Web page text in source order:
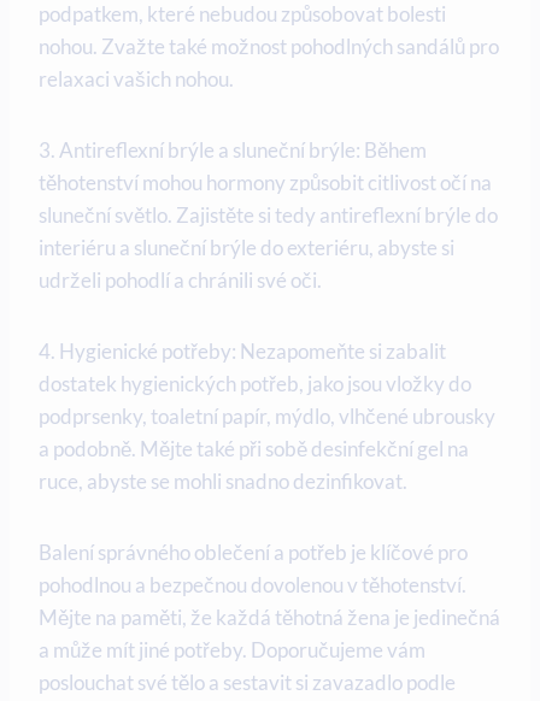
podpatkem, které nebudou‌ způsobovat bolesti⁤
nohou. Zvažte také možnost pohodlných sandálů pro
⁤relaxaci vašich nohou.
3. Antireflexní brýle a sluneční brýle: Během
těhotenství mohou hormony způsobit citlivost očí na
sluneční světlo. Zajistěte si tedy antireflexní ​brýle do
interiéru a sluneční brýle do​ exteriéru, abyste⁢ si
udrželi pohodlí a chránili své‍ oči.
4. Hygienické potřeby: Nezapomeňte si zabalit
dostatek hygienických potřeb, jako jsou vložky do
‌podprsenky,⁢ toaletní papír, mýdlo, vlhčené⁢ ubrousky
a podobně. Mějte také při sobě desinfekční gel na
ruce, abyste se mohli snadno dezinfikovat.
Balení správného oblečení a potřeb je klíčové pro
pohodlnou a⁤ bezpečnou⁢ dovolenou v těhotenství.
Mějte na paměti, že každá ⁤těhotná žena je jedinečná
a může‌ mít jiné potřeby. Doporučujeme vám
poslouchat své tělo a sestavit‌ si ‌zavazadlo podle‍